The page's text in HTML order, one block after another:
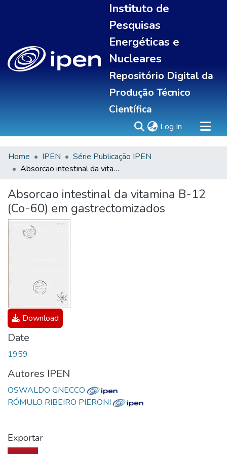
Instituto de
Pesquisas
Energéticas e
Nucleares
Repositório Digital da
Produção Técnico
Científica
Log In (current)
Sobre
All of DSpace
Statistics
Home IPEN
Série Publicação IPEN
Absorcao intestinal da vitamina B-12 (Co-60) em gastrectomizados
Absorcao intestinal da vitamina B-12
(Co-60) em gastrectomizados
Download
Date
1959
Autores IPEN
OSWALDO GNECCO
RÓMULO RIBEIRO PIERONI
Exportar